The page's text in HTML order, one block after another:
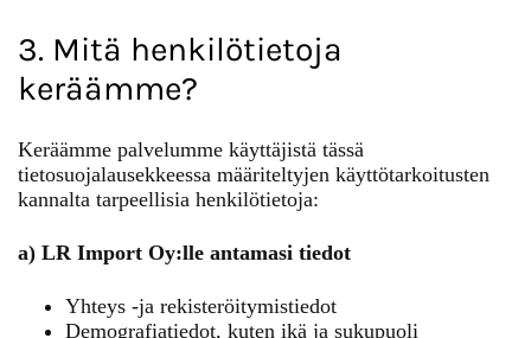
3. Mitä henkilötietoja
keräämme?
Keräämme palvelumme käyttäjistä tässä
tietosuojalausekkeessa määriteltyjen käyttötarkoitusten
kannalta tarpeellisia henkilötietoja:
a) LR Import Oy:lle antamasi tiedot
Yhteys -ja rekisteröitymistiedot
Demografiatiedot, kuten ikä ja sukupuoli